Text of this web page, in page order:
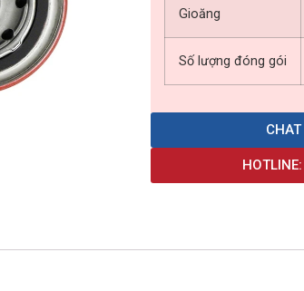
Gioăng
Số lượng đóng gói